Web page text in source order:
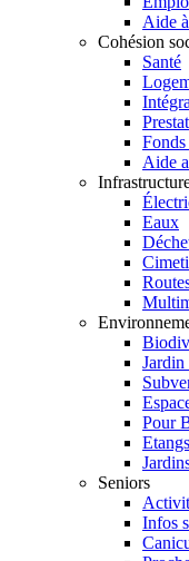
Aide
Cohésion
Santé
Aide
Eaux
Pour
Etangs
Seniors
Infos